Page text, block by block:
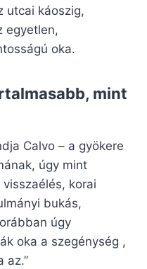
utcai káoszig,
egyetlen,
oka.
mint
Calvo – a gyökere
úgy mint
korai
bukás,
úgy
oka a szegénység ,
az.”